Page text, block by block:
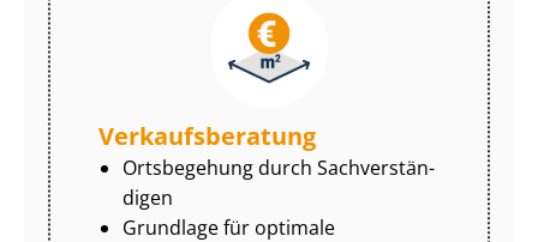
Ver­kaufs­be­ra­tung
Ortsbegehung durch Sach­ver­stän­
di­gen
Grundlage für optimale